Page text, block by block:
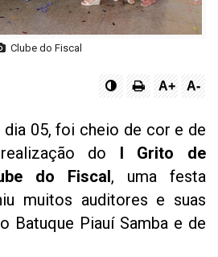
Clube do Fiscal
A+ A-
05, foi cheio de cor e de
do I Grito de
do Fiscal, uma festa
muitos auditores e suas
Batuque Piauí Samba e de